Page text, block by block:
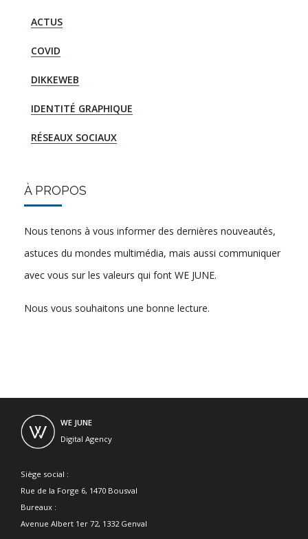
ACTUS
COVID
DIKKEWEB
IDENTITÉ GRAPHIQUE
RÉSEAUX SOCIAUX
À PROPOS
Nous tenons à vous informer des dernières nouveautés,
astuces du mondes multimédia, mais aussi communiquer
avec vous sur les valeurs qui font WE JUNE.
Nous vous souhaitons une bonne lecture.
WE JUNE
Digital Agency
Siège social :
Rue de la Forge 6, 1470 Bousval
Bureaux :
Avenue Albert 1er 72, 1332 Genval